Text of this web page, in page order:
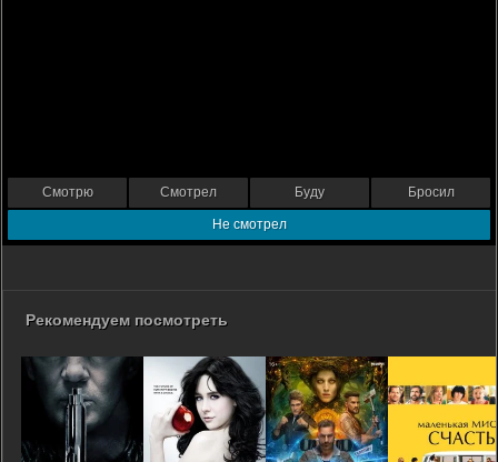
Смотрю Смотрел Буду Бросил
Не смотрел
Рекомендуем посмотреть